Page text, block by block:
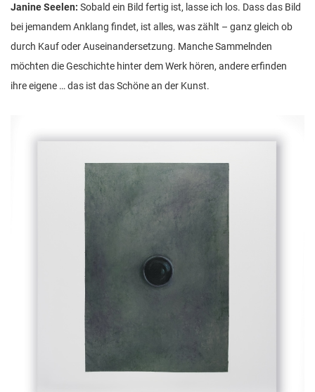
Janine Seelen: Sobald ein Bild fertig ist, lasse ich los. Dass das Bild
bei jemandem Anklang findet, ist alles, was zählt – ganz gleich ob
durch Kauf oder Auseinandersetzung. Manche Sammelnden
möchten die Geschichte hinter dem Werk hören, andere erfinden
ihre eigene … das ist das Schöne an der Kunst.